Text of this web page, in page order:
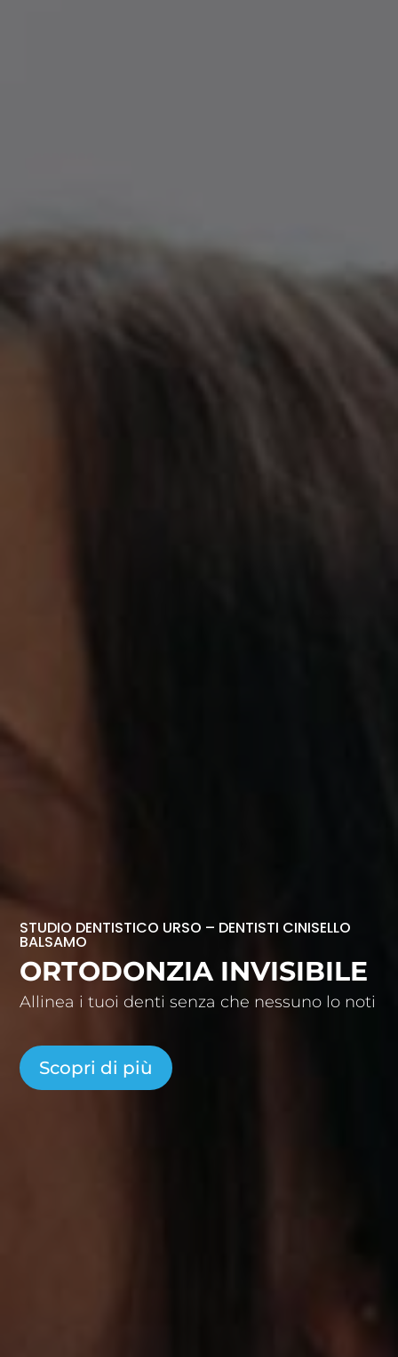
STUDIO DENTISTICO URSO – DENTISTI CINISELLO
BALSAMO
ORTODONZIA INVISIBILE
Allinea i tuoi denti senza che nessuno lo noti
Scopri di più